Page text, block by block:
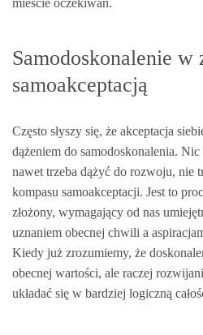
mieście oczekiwań.
Samodoskonalenie w
samoakceptacją
Często słyszy się, że akceptacja
dążeniem do samodoskonalenia.
nawet trzeba dążyć do rozwoju, nie
kompasu samoakceptacji. Jest to
złożony, wymagający od nas
uznaniem obecnej chwili a
Kiedy już zrozumiemy, że
obecnej wartości, ale raczej
układać się w bardziej logiczną